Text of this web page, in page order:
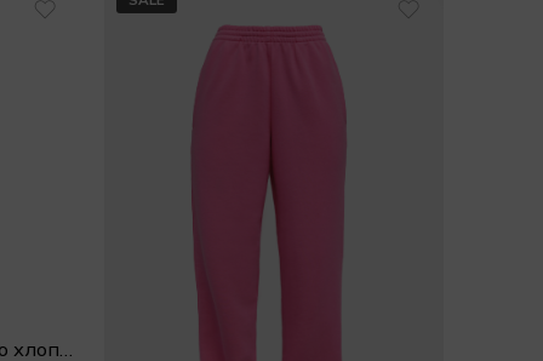
Джоггеры PALM из мягкого хлопка с вышивкой бел